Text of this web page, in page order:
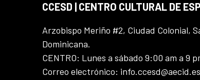
CCESD | CENTRO CULTURAL DE
Arzobispo Meriño #2, Ciudad Colonial,
Dominicana.
CENTRO: Lunes a sábado 9:00 am a 9
Correo electrónico: info.ccesd@aecid.es